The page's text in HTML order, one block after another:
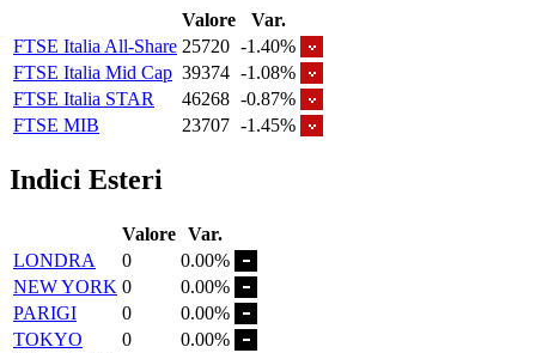
Valore
Var.
FTSE Italia All-Share 25720 -1.40%
FTSE Italia Mid Cap 39374 -1.08%
FTSE Italia STAR
46268 -0.87%
FTSE MIB
23707 -1.45%
Indici Esteri
Valore Var.
LONDRA
0
0.00%
NEW YORK 0
0.00%
PARIGI
0
0.00%
TOKYO
0
0.00%